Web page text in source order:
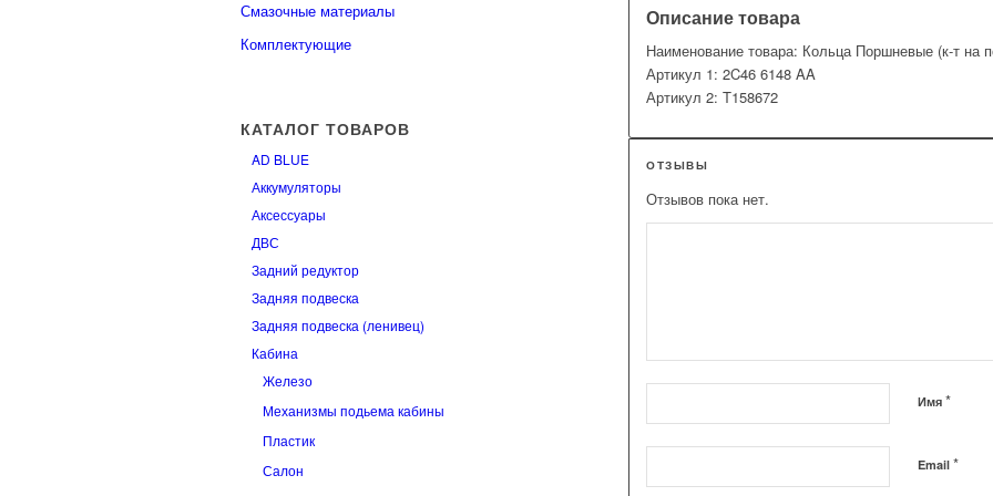
Смазочные материалы
Комплектующие
КАТАЛОГ ТОВАРОВ
AD BLUE
Аккумуляторы
Аксессуары
ДВС
Задний редуктор
Задняя подвеска
Задняя подвеска (ленивец)
Кабина
Железо
Механизмы подьема кабины
Пластик
Салон
Описание товара
Наименование товара: Кольца Поршневые (к-т на
Артикул 1: 2C46 6148 AA
Артикул 2: T158672
ОТЗЫВЫ
Отзывов пока нет.
Имя*
Email*